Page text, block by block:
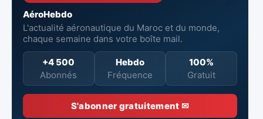
AéroHebdo
L'actualité aéronautique du Maroc et du monde,
chaque semaine dans votre boîte mail.
+4 500
Abonnés
Hebdo
Fréquence
100%
Gratuit
S'abonner gratuitement ✉